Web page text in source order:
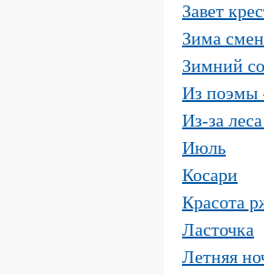
Завет
Зима
Зимний
Из поэмы
Из-за
Июль
Косари
Красота
Ласточка
Летняя